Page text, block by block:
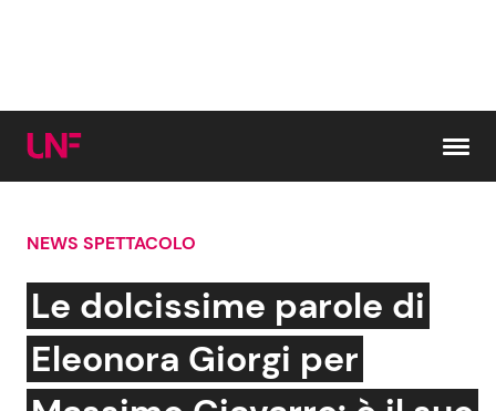
Cerca:
News e Cronaca
Attualità Italiana
Gossip e TV
Bellezze VIP
NEWS SPETTACOLO
Le dolcissime parole di
Eleonora Giorgi per